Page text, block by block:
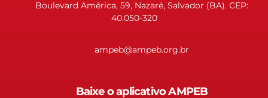
Boulevard América, 59, Nazaré, Salvador (BA). CEP:
40.050-320
ampeb@ampeb.org.br
Baixe o aplicativo AMPEB